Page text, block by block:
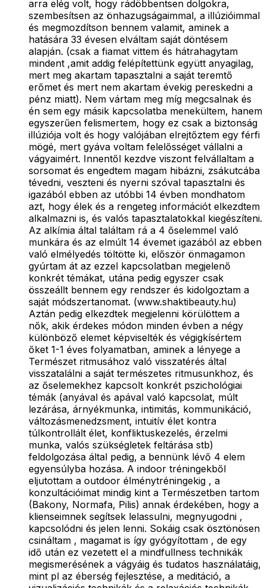
arra elég volt, hogy rádöbbentsen dolgokra,
szembesítsen az önhazugságaimmal, a illúzióimmal
és megmozdítson bennem valamit, aminek a
hatására 33 évesen elváltam saját döntésem
alapján. (csak a fiamat vittem és hátrahagytam
mindent ,amit addig felépítettünk együtt anyagilag,
mert meg akartam tapasztalni a saját teremtő
erőmet és mert nem akartam évekig pereskedni a
pénz miatt). Nem vártam meg míg megcsalnak és
én sem egy másik kapcsolatba menekültem, hanem
egyszerűen felismertem, hogy ez csak a biztonság
illúziója volt és hogy valójában elrejtőztem egy férfi
mögé, mert gyáva voltam felelősséget vállalni a
vágyaimért. Innentől kezdve viszont felvállaltam a
sorsomat és engedtem magam hibázni, zsákutcába
tévedni, veszteni és nyerni szóval tapasztalni és
igazából ebben az utóbbi 14 évben mondhatom
azt, hogy élek és a rengeteg információt elkezdtem
alkalmazni is, és valós tapasztalatokkal kiegészíteni.
Az alkímia által találtam rá a 4 őselemmel való
munkára és az elmúlt 14 évemet igazából az ebben
való elmélyedés töltötte ki, először önmagamon
gyúrtam át az ezzel kapcsolatban megjelenő
konkrét témákat, utána pedig egyszer csak
összeállt bennem egy rendszer és kidolgoztam a
saját módszertanomat. (www.shaktibeauty.hu)
Aztán pedig elkezdtek megjelenni körülöttem a
nők, akik érdekes módon minden évben a négy
különböző elemet képviselték és végigkísértem
őket 1-1 éves folyamatban, aminek a lényege a
Természet ritmusához való visszatérés által
visszatalálni a saját természetes ritmusunkhoz, és
az őselemekhez kapcsolt konkrét pszichológiai
témák (anyával és apával való kapcsolat, múlt
lezárása, árnyékmunka, intimitás, kommunikáció,
változásmenedzsment, intuitív élet kontra
túlkontrollált élet, konfliktuskezelés, érzelmi
munka, valós szükségletek feltárása stb)
feldolgozása által pedig, a bennünk lévő 4 elem
egyensúlyba hozása. A indoor tréningekből
eljutottam a outdoor élménytréningekig , a
konzultációimat mindig kint a Természetben tartom
(Bakony, Normafa, Pilis) annak érdekében, hogy a
klienseimnek segítsek lelassulni, megnyugodni ,
kapcsolódni és jelen lenni. Sokáig csak ösztönösen
csináltam , magamat is így gyógyítottam , de egy
idő után ez vezetett el a mindfullness technikák
megismerésének a vágyáig és tudatos használatáig,
mint pl az éberség fejlesztése, a meditáció, a